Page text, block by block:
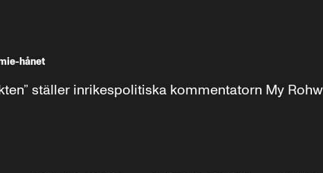
hånet
ställer inrikespolitiska kommentatorn My